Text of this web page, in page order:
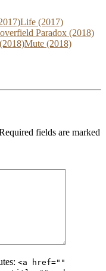
Life (2017)
Paradox (2018)
Mute (2018)
fields are marked
<a href=""